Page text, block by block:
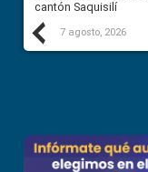
Previous
cantón Saquisilí
7 agosto, 2026